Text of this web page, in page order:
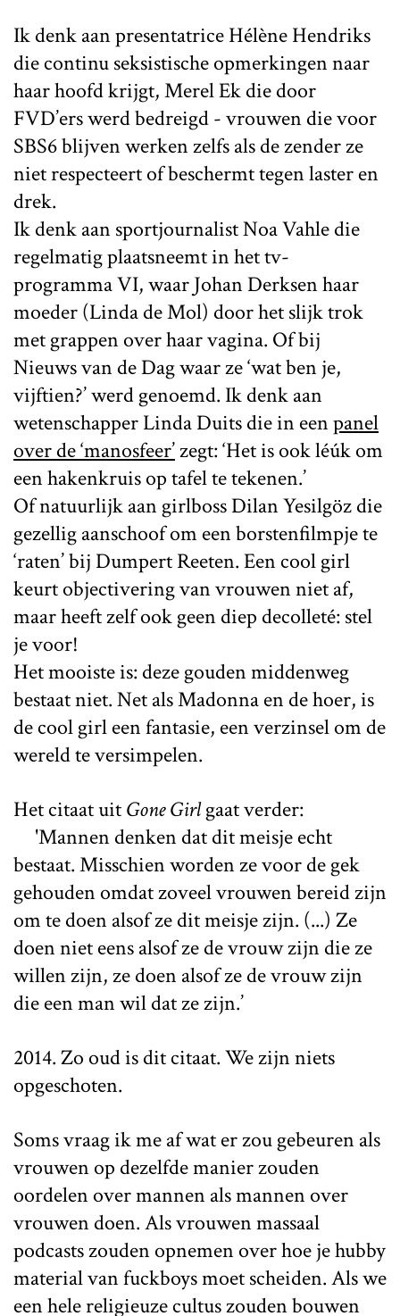
Ik denk aan presentatrice Hélène Hendriks
die continu seksistische opmerkingen naar
haar hoofd krijgt, Merel Ek die door
FVD’ers werd bedreigd - vrouwen die voor
SBS6 blijven werken zelfs als de zender ze
niet respecteert of beschermt tegen laster en
drek.
Ik denk aan sportjournalist Noa Vahle die
regelmatig plaatsneemt in het tv-
programma VI, waar Johan Derksen haar
moeder (Linda de Mol) door het slijk trok
met grappen over haar vagina. Of bij
Nieuws van de Dag waar ze ‘wat ben je,
vijftien?’ werd genoemd. Ik denk aan
wetenschapper Linda Duits die in eenpanel
over de ‘manosfeer’zegt: ‘Het is ook léúk om
een hakenkruis op tafel te tekenen.’
Of natuurlijk aan girlboss Dilan Yesilgöz die
gezellig aanschoof om een borstenfilmpje te
‘raten’ bij Dumpert Reeten. Een cool girl
keurt objectivering van vrouwen niet af,
maar heeft zelf ook geen diep decolleté: stel
je voor!
Het mooiste is: deze gouden middenweg
bestaat niet. Net als Madonna en de hoer, is
de cool girl een fantasie, een verzinsel om de
wereld te versimpelen.
Het citaat uitGone Girlgaat verder:
'Mannen denken dat dit meisje echt
bestaat. Misschien worden ze voor de gek
gehouden omdat zoveel vrouwen bereid zijn
om te doen alsof ze dit meisje zijn. (...) Ze
doen niet eens alsof ze de vrouw zijn die ze
willen zijn, ze doen alsof ze de vrouw zijn
die een man wil dat ze zijn.’
2014. Zo oud is dit citaat. We zijn niets
opgeschoten.
Soms vraag ik me af wat er zou gebeuren als
vrouwen op dezelfde manier zouden
oordelen over mannen als mannen over
vrouwen doen. Als vrouwen massaal
podcasts zouden opnemen over hoe je hubby
material van fuckboys moet scheiden. Als we
een hele religieuze cultus zouden bouwen